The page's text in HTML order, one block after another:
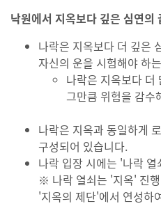
낙원에서 지옥보다 깊은 심연
나락은 지옥보다 더 깊은
자신의 운을 시험해야 하
나락은 지옥보다 더
그만큼 위험을 감수
나락은 지옥과 동일하게
구성되어 있습니다.
나락 입장 시에는 '나락
※ 나락 열쇠는 '지옥' 진
'지옥의 제단'에서 연성하